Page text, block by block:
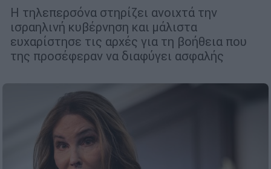
Η τηλεπερσόνα στηρίζει ανοιχτά την
ισραηλινή κυβέρνηση και μάλιστα
ευχαρίστησε τις αρχές για τη βοήθεια που
της προσέφεραν να διαφύγει ασφαλής